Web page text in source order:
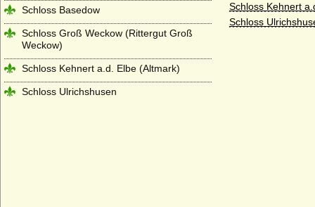
Schloss Kehnert
Schloss
Schloss Basedow
Schloss Groß Weckow (Rittergut Groß
Weckow)
Schloss Kehnert a.d. Elbe (Altmark)
Schloss Ulrichshusen